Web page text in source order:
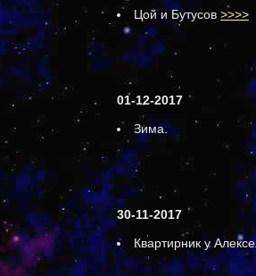
Цой и Бутусов >>>>
01-12-2017
Зима.
30-11-2017
Квартирник у